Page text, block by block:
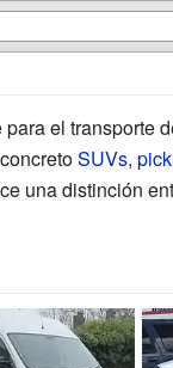
el transporte
SUVs,
una distinción